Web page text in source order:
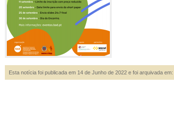
Esta notícia foi publicada em 14 de Junho de 2022 e foi arquivada em: